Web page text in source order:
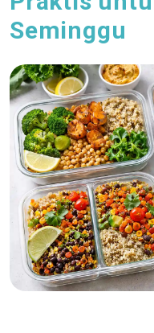
Seminggu